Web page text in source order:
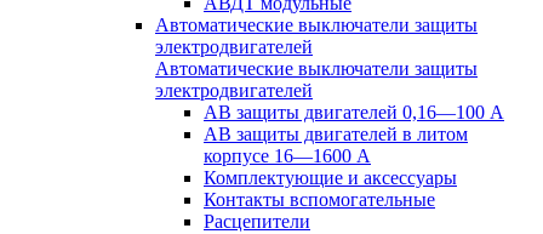
Автоматические выключатели защиты
электродвигателей
Автоматические выключатели защиты
электродвигателей
АВ защиты двигателей 0,16—100 А
АВ защиты двигателей в литом
корпусе 16—1600 А
Комплектующие и аксессуары
Контакты вспомогательные
Расцепители